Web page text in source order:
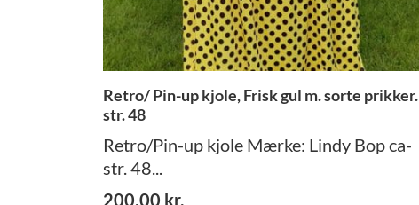
Retro/ Pin-up kjole, Frisk gul m. sorte prikker.
str. 48
Retro/Pin-up kjole Mærke: Lindy Bop ca-
str. 48...
200,00 kr.